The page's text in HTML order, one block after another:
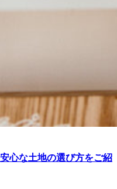
心な土地の選び方をご紹